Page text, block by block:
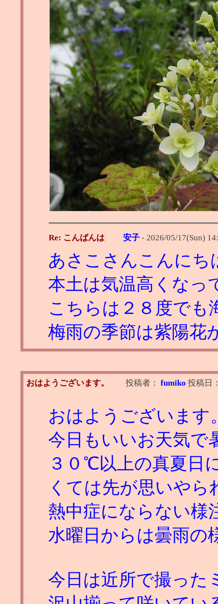
Re: こんばんは 安子 - 2026/05/17(Sun)
あさこさんこんにち
本土は気温高くなっ
こちらは２８度でも
梅雨の季節は紫陽花
おはようございます。 投稿者： fumiko 投稿日
おはようございます
今日もいいお天気で
３０℃以上の真夏日
くては先が思いやら
熱中症にならない様
水曜日からは曇雨の
今日は近所で撮った